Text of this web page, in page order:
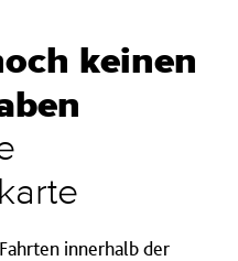
keinen
innerhalb der